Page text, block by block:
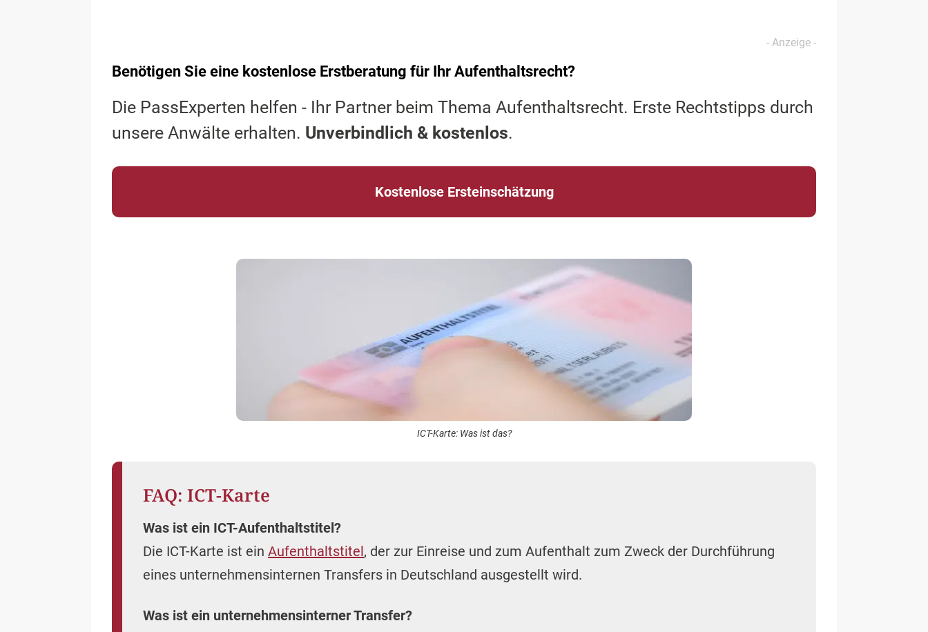
Benötigen Sie eine kostenlose Erstberatung für Ihr Aufenthaltsrecht?
Die PassExperten helfen - Ihr Partner beim Thema Aufenthaltsrecht. Erste Rechtstipps durch
unsere Anwälte erhalten. Unverbindlich & kostenlos.
Kostenlose Ersteinschätzung
ICT-Karte: Was ist das?
FAQ: ICT-Karte
Was ist ein ICT-Aufenthaltstitel?
Die ICT-Karte ist ein Aufenthaltstitel, der zur Einreise und zum Aufenthalt zum Zweck der Durchführung
eines unternehmensinternen Transfers in Deutschland ausgestellt wird.
Was ist ein unternehmensinterner Transfer?